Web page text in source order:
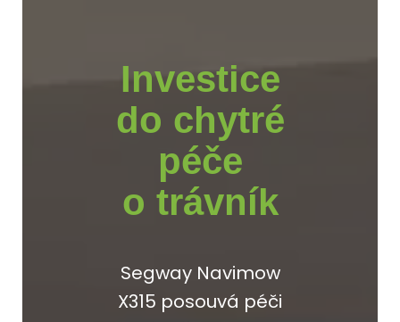
Investice
do chytré
péče
o trávník
Segway Navimow
X315 posouvá péči